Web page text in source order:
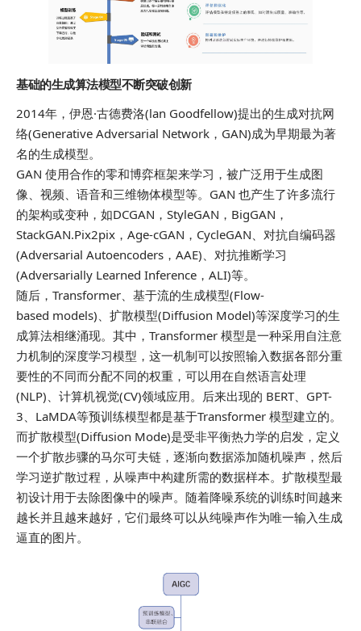
基础的生成算法模型不断突破创新
2014年，伊恩·古德费洛(lan Goodfellow)提出的生成对抗网
络(Generative Adversarial Network，GAN)成为早期最为著
名的生成模型。
GAN 使用合作的零和博弈框架来学习，被广泛用于生成图
像、视频、语音和三维物体模型等。GAN 也产生了许多流行
的架构或变种，如DCGAN，StyleGAN，BigGAN，
StackGAN.Pix2pix，Age-cGAN，CycleGAN、对抗自编码器
(Adversarial Autoencoders，AAE)、对抗推断学习
(Adversarially Learned Inference，ALI)等。
随后，Transformer、基于流的生成模型(Flow-
based models)、扩散模型(Diffusion Model)等深度学习的生
成算法相继涌现。其中，Transformer 模型是一种采用自注意
力机制的深度学习模型，这一机制可以按照输入数据各部分重
要性的不同而分配不同的权重，可以用在自然语言处理
(NLP)、计算机视觉(CV)领域应用。后来出现的 BERT、GPT-
3、LaMDA等预训练模型都是基于Transformer 模型建立的。
而扩散模型(Diffusion Mode)是受非平衡热力学的启发，定义
一个扩散步骤的马尔可夫链，逐渐向数据添加随机噪声，然后
学习逆扩散过程，从噪声中构建所需的数据样本。扩散模型最
初设计用于去除图像中的噪声。随着降噪系统的训练时间越来
越长并且越来越好，它们最终可以从纯噪声作为唯一输入生成
逼直的图片。